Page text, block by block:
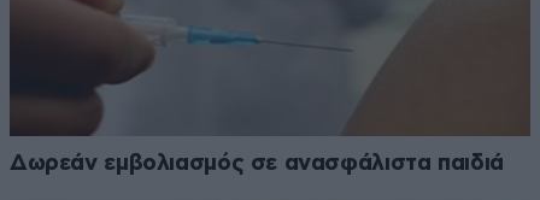
Δωρεάν εμβολιασμός σε ανασφάλιστα παιδιά